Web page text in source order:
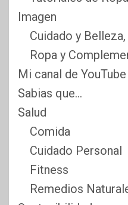
Imagen
Cuidado y
Ropa y
Mi canal de YouTube
Sabias que…
Salud
Comida
Cuidado Personal
Fitness
Remedios